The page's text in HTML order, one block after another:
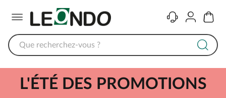
ContactComptePanier
L'ÉTÉ DES PROMOTIONS